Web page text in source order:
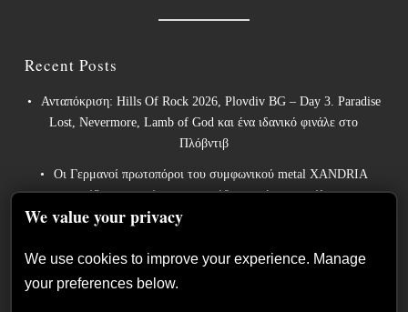
Recent Posts
Ανταπόκριση: Hills Of Rock 2026, Plovdiv BG – Day 3. Paradise
Lost, Nevermore, Lamb of God και ένα ιδανικό φινάλε στο
Πλόβντιβ
Οι Γερμανοί πρωτοπόροι του συμφωνικού metal XANDRIA
παρουσιάζουν το ομώνυμο τραγούδι του νέου τους άλμπουμ.
Οι Wayfarer κυκλοφορούν νέο τραγούδι με τη συμμετοχή του
άλμπουμ.
We value your privacy
We use cookies to improve your experience. Manage
your preferences below.